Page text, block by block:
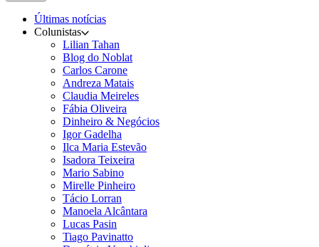
Últimas notícias
Colunistas
Lilian Tahan
Blog do Noblat
Carlos Carone
Andreza Matais
Claudia Meireles
Fábia Oliveira
Dinheiro & Negócios
Igor Gadelha
Ilca Maria Estevão
Isadora Teixeira
Mario Sabino
Mirelle Pinheiro
Tácio Lorran
Manoela Alcântara
Lucas Pasin
Tiago Pavinatto